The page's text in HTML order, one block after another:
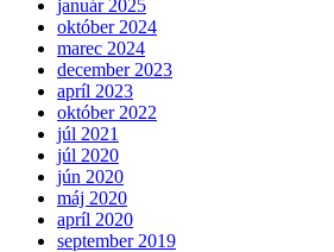
január 2025
október 2024
marec 2024
december 2023
apríl 2023
október 2022
júl 2021
júl 2020
jún 2020
máj 2020
apríl 2020
september 2019